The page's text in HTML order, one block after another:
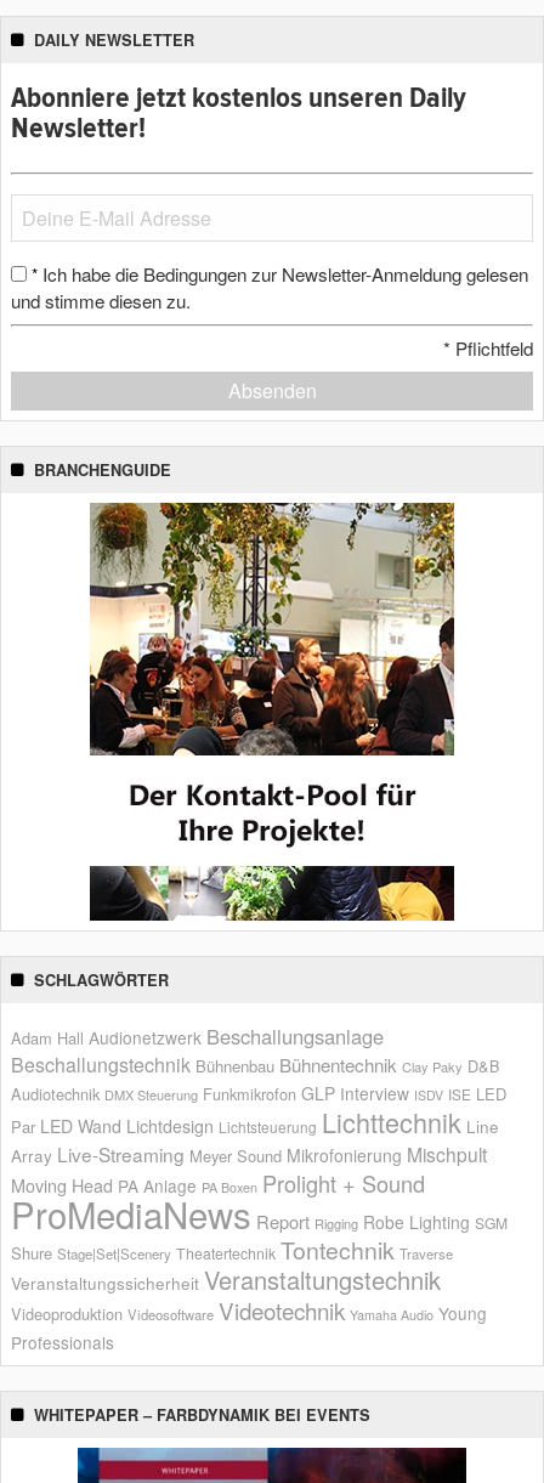
DAILY NEWSLETTER
Abonniere jetzt kostenlos unseren Daily
Newsletter!
* Ich habe die Bedingungen zur Newsletter-Anmeldung gelesen
und stimme diesen zu.
* Pflichtfeld
Absenden
BRANCHENGUIDE
SCHLAGWÖRTER
Adam Hall Audionetzwerk Beschallungsanlage
Beschallungstechnik Bühnenbau Bühnentechnik Clay Paky D&B
Audiotechnik DMX Steuerung Funkmikrofon GLP Interview ISDV ISE LED
Par LED Wand Lichtdesign Lichtsteuerung Lichttechnik Line
Array Live-Streaming Meyer Sound Mikrofonierung Mischpult
Moving Head PA Anlage PA Boxen Prolight + Sound
ProMediaNews Report Rigging Robe Lighting SGM
Shure Stage|Set|Scenery Theatertechnik Tontechnik Traverse
Veranstaltungssicherheit Veranstaltungstechnik
Videoproduktion Videosoftware Videotechnik Yamaha Audio Young
Professionals
WHITEPAPER – FARBDYNAMIK BEI EVENTS